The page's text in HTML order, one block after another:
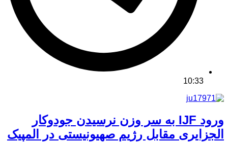
10:33
ورود IJF به سر وزن نرسیدن جودوکار
الجزایری مقابل رژیم صهیونیستی در المپیک